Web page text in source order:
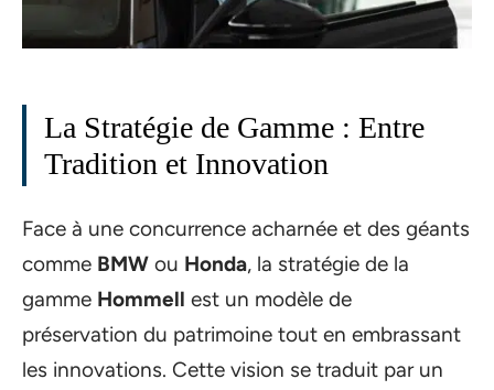
La Stratégie de Gamme : Entre
Tradition et Innovation
Face à une concurrence acharnée et des géants
comme BMW ou Honda, la stratégie de la
gamme Hommell est un modèle de
préservation du patrimoine tout en embrassant
les innovations. Cette vision se traduit par un